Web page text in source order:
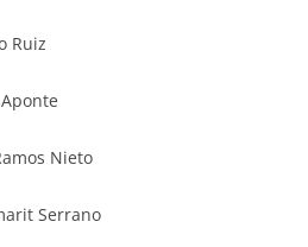
Ruiz
Nieto
Serrano